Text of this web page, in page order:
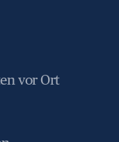
vor Ort